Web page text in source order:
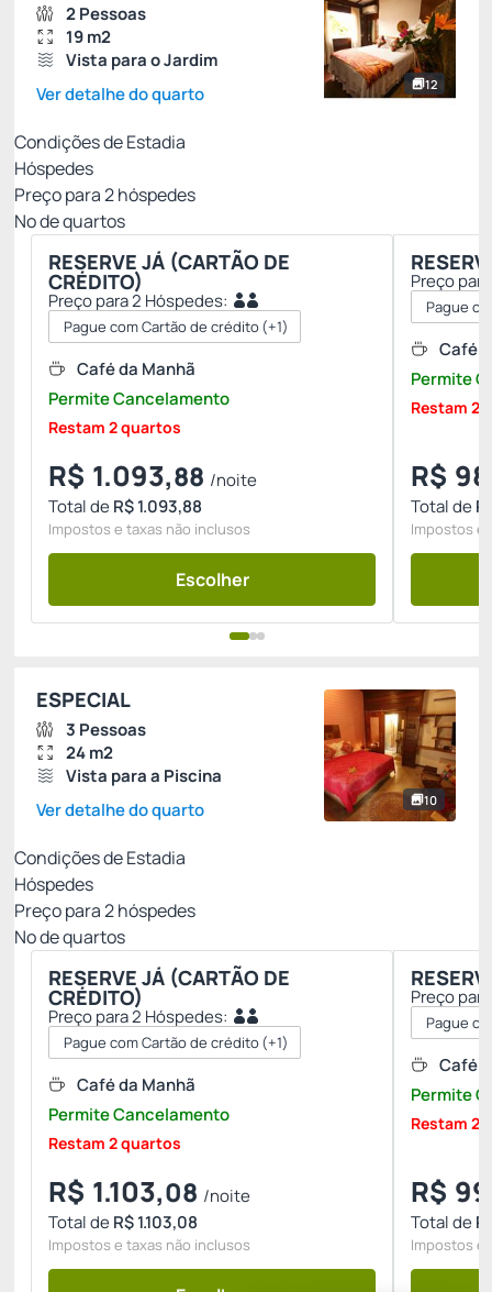
12
2 Pessoas
19 m2
Vista para o Jardim
Ver detalhe do quarto
Condições de Estadia
Hóspedes
Preço para2hóspedes
Nº de quartos
RESERVE JÁ (CARTÃO DE
CRÉDITO)
Preço para 2 Hóspedes:
Pague com Cartão de crédito(+1)
Café da Manhã
Permite Cancelamento
Restam 2 quartos
R$ 1.093,88 /noite
Total deR$ 1.093,88
Impostos e taxas não inclusos
Escolher
Preço
Pague
Café
Permite
Restam 2
R$
Total de
Impostos e
10
ESPECIAL
3 Pessoas
24 m2
Vista para a Piscina
Ver detalhe do quarto
Condições de Estadia
Hóspedes
Preço para2hóspedes
Nº de quartos
RESERVE JÁ (CARTÃO DE
CRÉDITO)
Preço para 2 Hóspedes:
Pague com Cartão de crédito(+1)
Café da Manhã
Permite Cancelamento
Restam 2 quartos
R$ 1.103,08 /noite
Total deR$ 1.103,08
Impostos e taxas não inclusos
Preço
Pague
Café
Permite
Restam 2
R$
Total de
Impostos e